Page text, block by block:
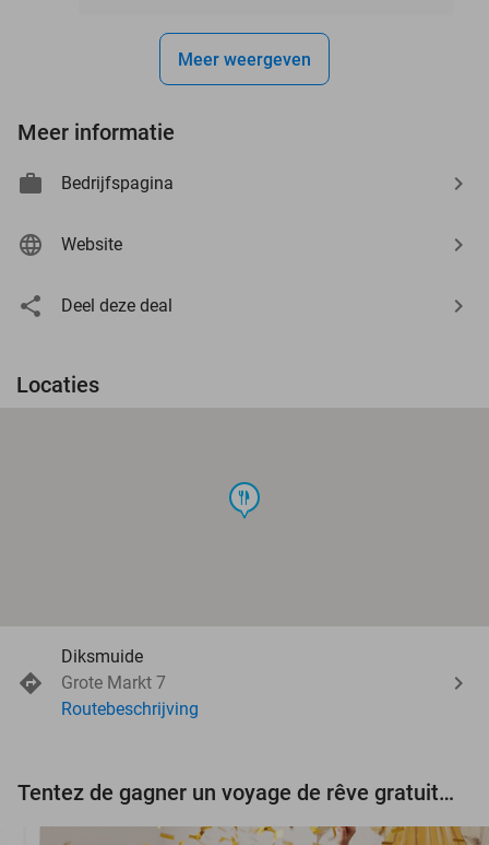
Meer weergeven
Meer informatie
Bedrijfspagina
Website
Deel deze deal
Locaties
food
Diksmuide
Grote Markt 7
Routebeschrijving
Tentez de gagner un voyage de rêve gratuit d'une valeur de 3.000 € !